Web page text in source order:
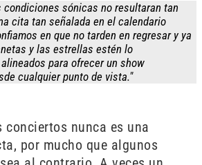
condiciones sónicas no resultaran tan
cita tan señalada en el calendario
en que no tarden en regresar y ya
y las estrellas estén lo
para ofrecer un show
cualquier punto de vista."
conciertos nunca es una
por mucho que algunos